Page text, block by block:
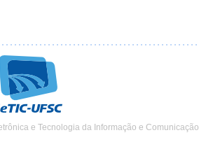
e Tecnologia da Informação e Comunicação